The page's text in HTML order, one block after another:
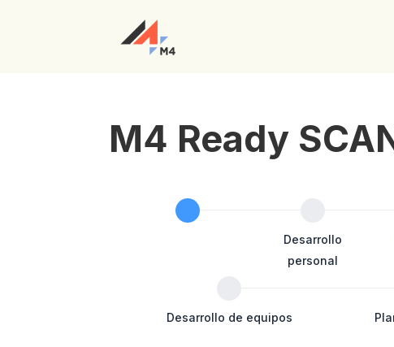
M4 Ready
Desarrollo
personal
Desarrollo de equipos